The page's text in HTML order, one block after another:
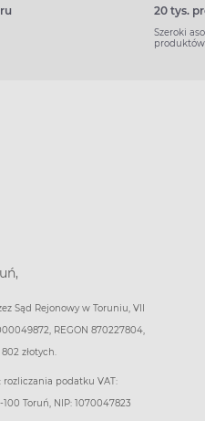
20 tys.
Szeroki
produktów
Sąd Rejonowy w Toruniu, VII
REGON 870227804,
złotych.
rozliczania podatku VAT:
Toruń, NIP: 1070047823